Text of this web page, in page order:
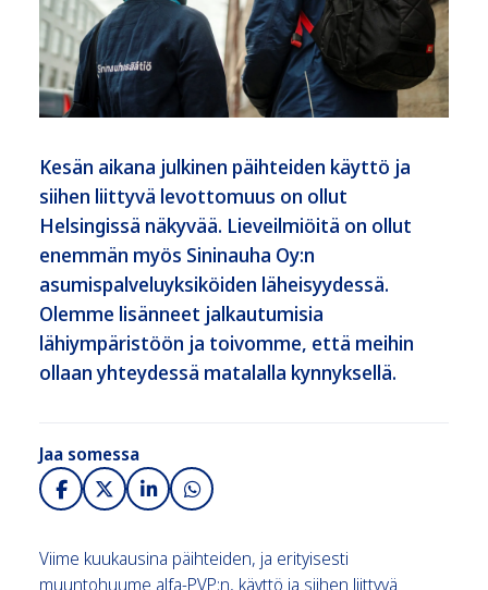
Kesän aikana julkinen päihteiden käyttö ja
siihen liittyvä levottomuus on ollut
Helsingissä näkyvää. Lieveilmiöitä on ollut
enemmän myös Sininauha Oy:n
asumispalveluyksiköiden läheisyydessä.
Olemme lisänneet jalkautumisia
lähiympäristöön ja toivomme, että meihin
ollaan yhteydessä matalalla kynnyksellä.
Jaa somessa
Viime kuukausina päihteiden, ja erityisesti
muuntohuume alfa-PVP:n, käyttö ja siihen liittyvä